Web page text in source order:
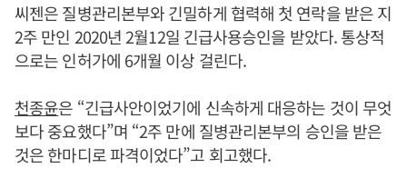
씨젠은 질병관리본부와 긴밀하게 협력해 첫 연락을 받은 지
2주 만인 2020년 2월12일 긴급사용승인을 받았다. 통상적
으로는 인허가에 6개월 이상 걸린다.
천종윤은 “긴급사안이었기에 신속하게 대응하는 것이 무엇
보다 중요했다”며 “2주 만에 질병관리본부의 승인을 받은
것은 한마디로 파격이었다”고 회고했다.